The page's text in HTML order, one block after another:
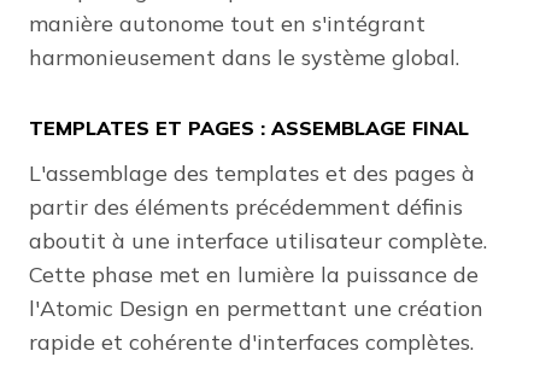
manière autonome tout en s'intégrant
harmonieusement dans le système global.
TEMPLATES ET PAGES : ASSEMBLAGE FINAL
L'assemblage des templates et des pages à
partir des éléments précédemment définis
aboutit à une interface utilisateur complète.
Cette phase met en lumière la puissance de
l'Atomic Design en permettant une création
rapide et cohérente d'interfaces complètes.